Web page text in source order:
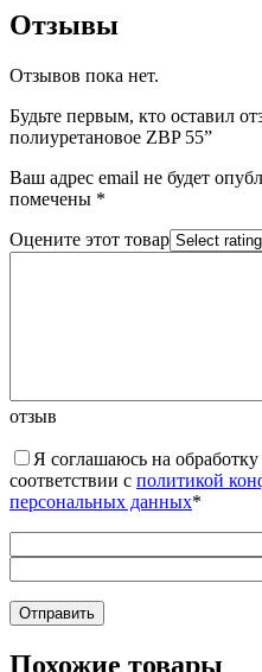
Отзывы
Отзывов пока нет.
Будьте первым, кто оставил
полиуретановое ZBP 55”
Ваш адрес email не будет
помечены *
Оцените этот товар
отзыв
Я соглашаюсь на
соответствии с политикой
персональных данных*
Похожие товары